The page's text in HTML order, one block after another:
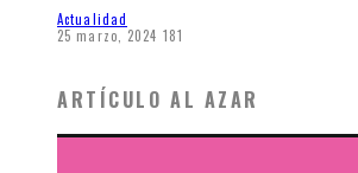
Actualidad
25 marzo, 2024 181
ARTÍCULO AL AZAR